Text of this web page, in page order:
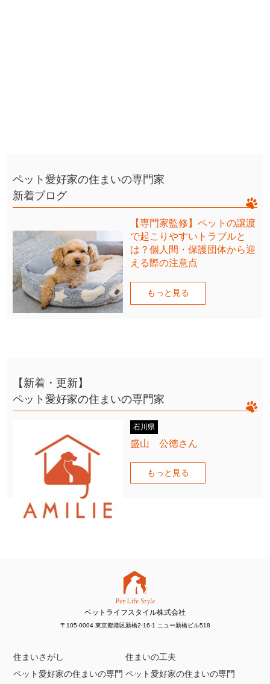
ペット愛好家の住まいの専門家
新着ブログ
【専門家監修】ペットの譲渡
で起こりやすいトラブルと
は？個人間・保護団体から迎
える際の注意点
もっと見る
【新着・更新】
ペット愛好家の住まいの専門家
石川県
盛山 公徳さん
もっと見る
ペットライフスタイル株式会社
〒105-0004 東京都港区新橋2-16-1 ニュー新橋ビル518
住まいさがし
住まいの工夫
ペット愛好家の住まいの専門 ペット愛好家の住まいの専門